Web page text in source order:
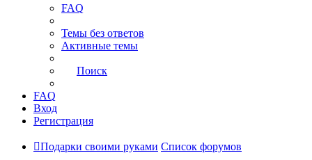
FAQ
Темы без ответов
Активные темы
Поиск
FAQ
Вход
Регистрация
Подарки своими руками Список форумов